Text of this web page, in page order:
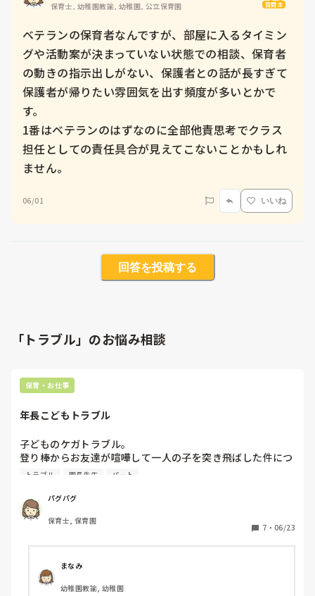
保育士, 幼稚園教諭, 幼稚園, 公立保育園 質問主
ベテランの保育者なんですが、部屋に入るタイミン
グや活動案が決まっていない状態での相談、保育者
の動きの指示出しがない、保護者との話が長すぎて
保護者が帰りたい雰囲気を出す頻度が多いとかで
す。
1番はベテランのはずなのに全部他責思考でクラス
担任としての責任具合が見えてこないことかもしれ
ません。
06/01 いいね
回答を投稿する
「トラブル」のお悩み相談
保育・お仕事
年長こどもトラブル
子どものケガトラブル。
登り棒からお友達が喧嘩して一人の子を突き飛ばした件につ
いて。
しまいました。
私は、補助です。
担任に伝えたが園長にも伝えるべきでしたよね？
トラブル 園長先生 パート
パグパグ
保育士, 保育園
7 ・ 06/23
まなみ
幼稚園教諭, 幼稚園